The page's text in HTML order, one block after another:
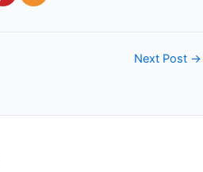
Next Post →